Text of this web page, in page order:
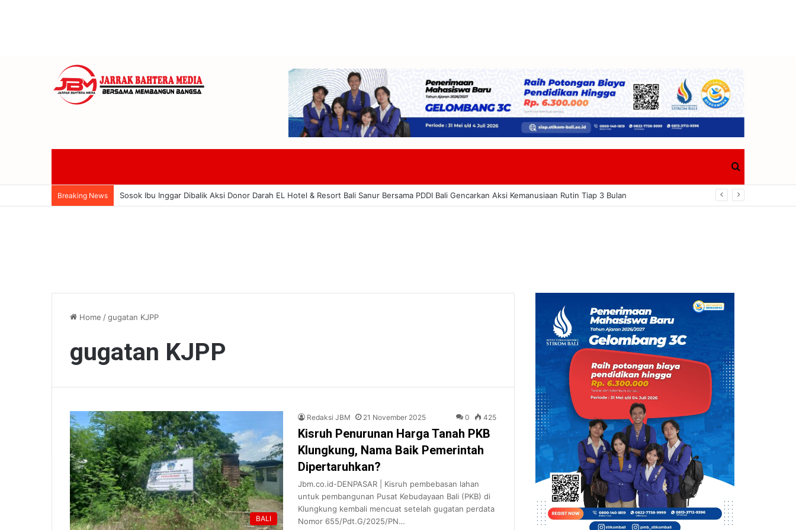
for
Breaking News Sosok Ibu Inggar Dibalik Aksi Donor Darah EL Hotel & Resort Bali Sanur Bersama PDDI Bali Gencarkan Aksi Kemanusiaan Rutin Tiap 3 Bulan
Home /gugatan KJPP
gugatan KJPP
BALI
Redaksi JBM 21 November 2025 0 425
Kisruh Penurunan Harga Tanah PKB
Klungkung, Nama Baik Pemerintah
Dipertaruhkan?
Jbm.co.id-DENPASAR | Kisruh pembebasan lahan
untuk pembangunan Pusat Kebudayaan Bali (PKB) di
Klungkung kembali mencuat setelah gugatan perdata
Nomor 655/Pdt.G/2025/PN…